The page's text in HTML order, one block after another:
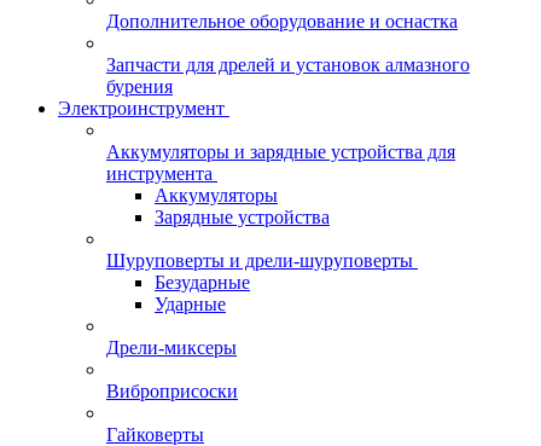
Дополнительное оборудование и оснастка
Запчасти для дрелей и установок алмазного
бурения
Электроинструмент
Аккумуляторы и зарядные устройства для
инструмента
Аккумуляторы
Зарядные устройства
Шуруповерты и дрели-шуруповерты
Безударные
Ударные
Дрели-миксеры
Виброприсоски
Гайковерты